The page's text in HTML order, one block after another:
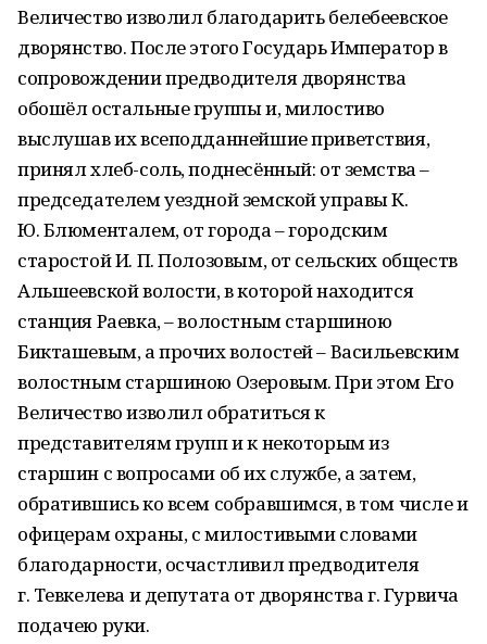
Величество изволил благодарить белебеевское
дворянство. После этого Государь Император в
сопровождении предводителя дворянства
обошёл остальные группы и, милостиво
выслушав их всеподданнейшие приветствия,
принял хлеб-соль, поднесённый: от земства –
председателем уездной земской управы К.
Ю. Блюменталем, от города – городским
старостой И. П. Полозовым, от сельских обществ
Альшеевской волости, в которой находится
станция Раевка, – волостным старшиною
Бикташевым, а прочих волостей – Васильевским
волостным старшиною Озеровым. При этом Его
Величество изволил обратиться к
представителям групп и к некоторым из
старшин с вопросами об их службе, а затем,
обратившись ко всем собравшимся, в том числе и
офицерам охраны, с милостивыми словами
благодарности, осчастливил предводителя
г. Тевкелева и депутата от дворянства г. Гурвича
подачею руки.